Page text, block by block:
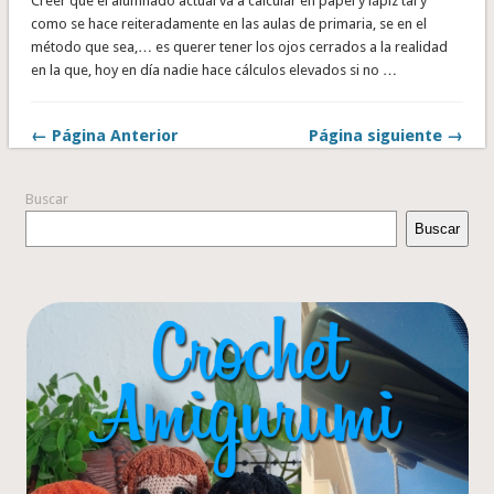
como se hace reiteradamente en las aulas de primaria, se en el
método que sea,… es querer tener los ojos cerrados a la realidad
en la que, hoy en día nadie hace cálculos elevados si no …
← Página Anterior Página siguiente →
Buscar
Buscar